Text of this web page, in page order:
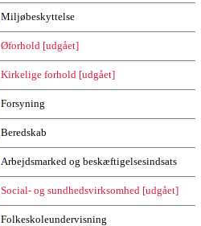
Miljøbeskyttelse
Øforhold [udgået]
Kirkelige forhold [udgået]
Forsyning
Beredskab
Arbejdsmarked og beskæftigelsesindsats
Social- og sundhedsvirksomhed [udgået]
Folkeskoleundervisning